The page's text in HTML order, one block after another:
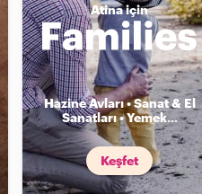
Atina için
Hazine Avları • Sanat & El
Sanatları • Yemek...
Keşfet